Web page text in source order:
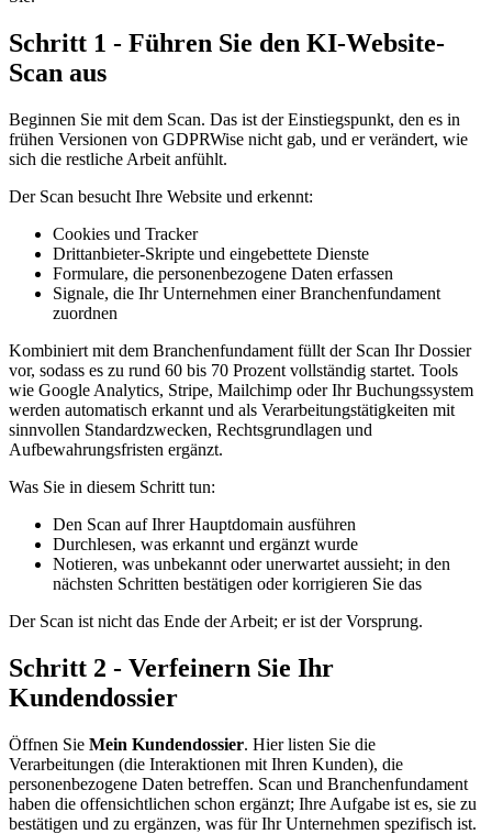
Schritt 1 - Führen Sie den KI-Website-
Scan aus
Beginnen Sie mit dem Scan. Das ist der Einstiegspunkt, den es in
frühen Versionen von GDPRWise nicht gab, und er verändert, wie
sich die restliche Arbeit anfühlt.
Der Scan besucht Ihre Website und erkennt:
Cookies und Tracker
Drittanbieter-Skripte und eingebettete Dienste
Formulare, die personenbezogene Daten erfassen
Signale, die Ihr Unternehmen einer Branchenfundament
zuordnen
Kombiniert mit dem Branchenfundament füllt der Scan Ihr Dossier
vor, sodass es zu rund 60 bis 70 Prozent vollständig startet. Tools
wie Google Analytics, Stripe, Mailchimp oder Ihr Buchungssystem
werden automatisch erkannt und als Verarbeitungstätigkeiten mit
sinnvollen Standardzwecken, Rechtsgrundlagen und
Aufbewahrungsfristen ergänzt.
Was Sie in diesem Schritt tun:
Den Scan auf Ihrer Hauptdomain ausführen
Durchlesen, was erkannt und ergänzt wurde
Notieren, was unbekannt oder unerwartet aussieht; in den
nächsten Schritten bestätigen oder korrigieren Sie das
Der Scan ist nicht das Ende der Arbeit; er ist der Vorsprung.
Schritt 2 - Verfeinern Sie Ihr
Kundendossier
Öffnen Sie Mein Kundendossier. Hier listen Sie die
Verarbeitungen (die Interaktionen mit Ihren Kunden), die
personenbezogene Daten betreffen. Scan und Branchenfundament
haben die offensichtlichen schon ergänzt; Ihre Aufgabe ist es, sie zu
bestätigen und zu ergänzen, was für Ihr Unternehmen spezifisch ist.